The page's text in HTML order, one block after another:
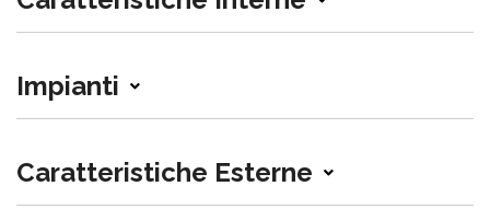
Impianti
Caratteristiche Esterne